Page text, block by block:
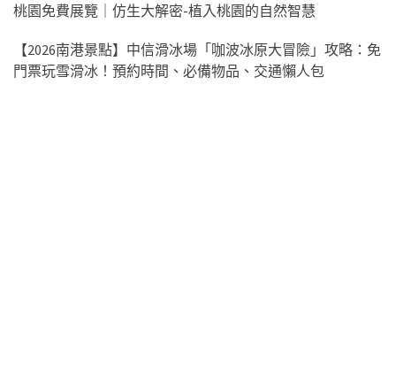
桃園免費展覽｜仿生大解密-植入桃園的自然智慧
【2026南港景點】中信滑冰場「咖波冰原大冒險」攻略：免
門票玩雪滑冰！預約時間、必備物品、交通懶人包